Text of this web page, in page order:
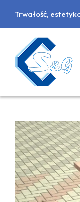
Trwałość,
DONICE
PALISADY
PŁYTY
MATERIAŁY